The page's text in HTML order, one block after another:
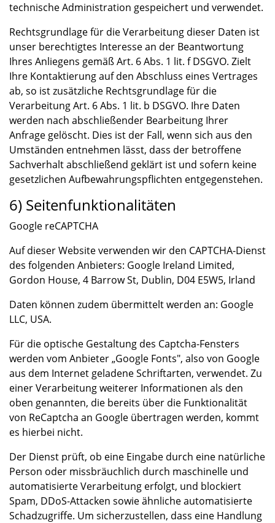
technische Administration gespeichert und verwendet.
Rechtsgrundlage für die Verarbeitung dieser Daten ist
unser berechtigtes Interesse an der Beantwortung
Ihres Anliegens gemäß Art. 6 Abs. 1 lit. f DSGVO. Zielt
Ihre Kontaktierung auf den Abschluss eines Vertrages
ab, so ist zusätzliche Rechtsgrundlage für die
Verarbeitung Art. 6 Abs. 1 lit. b DSGVO. Ihre Daten
werden nach abschließender Bearbeitung Ihrer
Anfrage gelöscht. Dies ist der Fall, wenn sich aus den
Umständen entnehmen lässt, dass der betroffene
Sachverhalt abschließend geklärt ist und sofern keine
gesetzlichen Aufbewahrungspflichten entgegenstehen.
6) Seitenfunktionalitäten
Google reCAPTCHA
Auf dieser Website verwenden wir den CAPTCHA-Dienst
des folgenden Anbieters: Google Ireland Limited,
Gordon House, 4 Barrow St, Dublin, D04 E5W5, Irland
Daten können zudem übermittelt werden an: Google
LLC, USA.
Für die optische Gestaltung des Captcha-Fensters
werden vom Anbieter „Google Fonts", also von Google
aus dem Internet geladene Schriftarten, verwendet. Zu
einer Verarbeitung weiterer Informationen als den
oben genannten, die bereits über die Funktionalität
von ReCaptcha an Google übertragen werden, kommt
es hierbei nicht.
Der Dienst prüft, ob eine Eingabe durch eine natürliche
Person oder missbräuchlich durch maschinelle und
automatisierte Verarbeitung erfolgt, und blockiert
Spam, DDoS-Attacken sowie ähnliche automatisierte
Schadzugriffe. Um sicherzustellen, dass eine Handlung